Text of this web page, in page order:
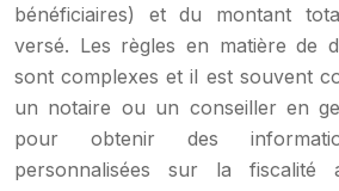
bénéficiaires) et du montant
versé. Les règles en matière de
sont complexes et il est souvent
un notaire ou un conseiller en
pour obtenir des
personnalisées sur la fiscalité